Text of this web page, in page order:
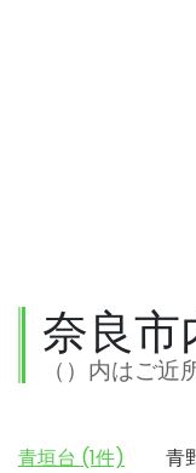
奈良
（）内はご
青垣台 (1件) 青